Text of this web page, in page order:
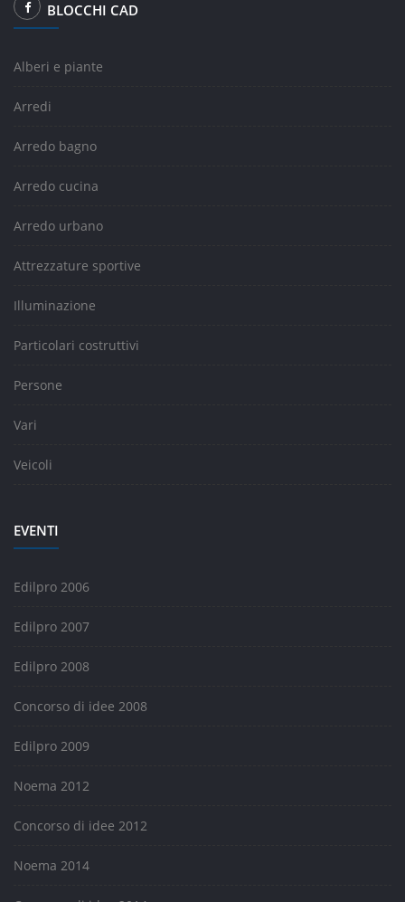
BLOCCHI CAD
Alberi e piante
Arredi
Arredo bagno
Arredo cucina
Arredo urbano
Attrezzature sportive
Illuminazione
Particolari costruttivi
Persone
Vari
Veicoli
EVENTI
Edilpro 2006
Edilpro 2007
Edilpro 2008
Concorso di idee 2008
Edilpro 2009
Noema 2012
Concorso di idee 2012
Noema 2014